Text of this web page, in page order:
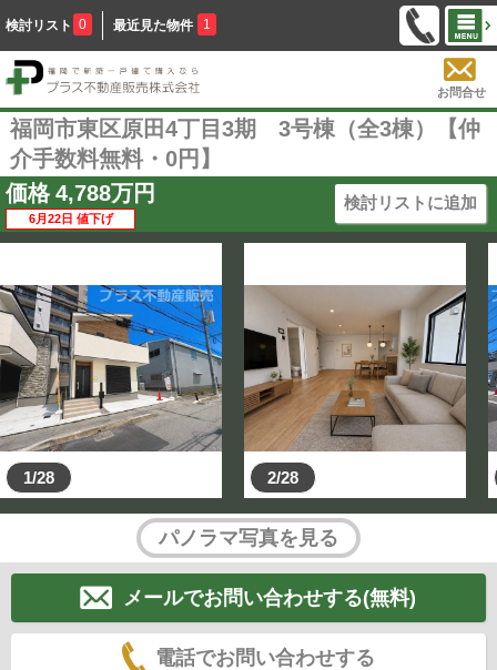
検討リスト 0 最近見た物件 1
お問合せ
福岡市東区原田4丁目3期 3号棟（全3棟）【仲
介手数料無料・0円】
価格 4,788万円
6月22日 値下げ
検討リストに追加
1/28 2/28
パノラマ写真を見る
メールでお問い合わせする(無料)
電話でお問い合わせする